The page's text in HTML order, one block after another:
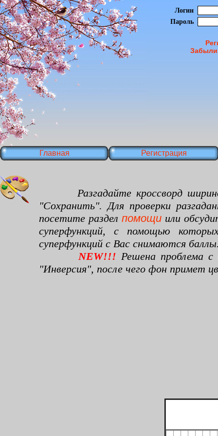
Логин
Пароль
Забыли
Главная Регистрация
Разгадайте кроссворд шириной
"Сохранить". Для проверки
посетите раздел помощиили
суперфункций, с помощью
суперфункций с Вас снимаются
NEW!!! Решена проблема
"Инверсия", после чего фон примет